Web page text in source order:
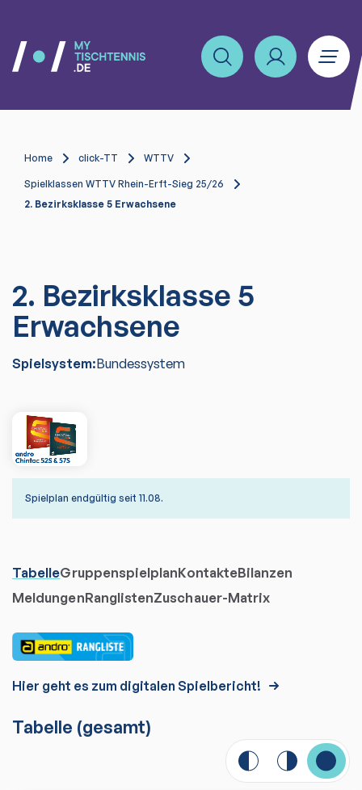
Home click-TT WTTV
Spielklassen WTTV Rhein-Erft-Sieg 25/26
2. Bezirksklasse 5 Erwachsene
2. Bezirksklasse 5
Erwachsene
Spielsystem:Bundessystem
Spielplan endgültig seit 11.08.
TabelleGruppenspielplanKontakteBilanzen
MeldungenRanglistenZuschauer-Matrix
Hier geht es zum digitalen Spielbericht!
Tabelle (gesamt)